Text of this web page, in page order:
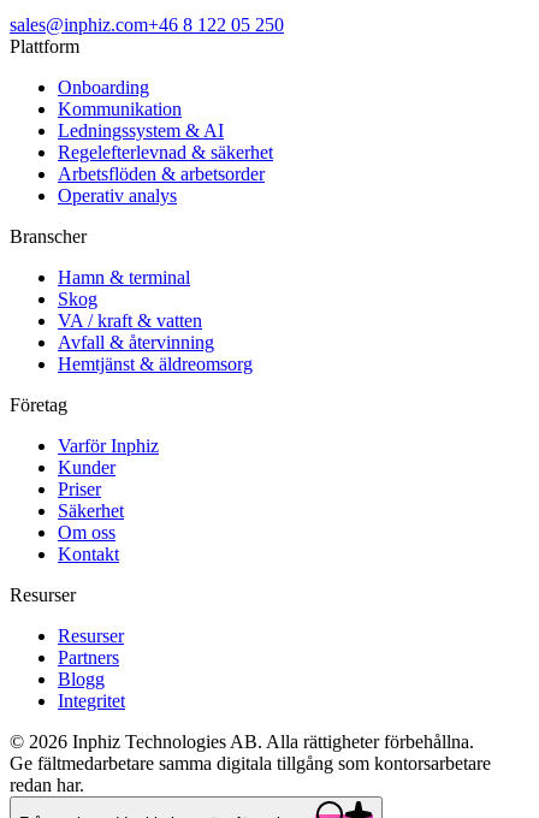
sales@inphiz.com+46 8 122 05 250
Plattform
Onboarding
Kommunikation
Ledningssystem & AI
Regelefterlevnad & säkerhet
Arbetsflöden & arbetsorder
Operativ analys
Branscher
Hamn & terminal
Skog
VA / kraft & vatten
Avfall & återvinning
Hemtjänst & äldreomsorg
Företag
Varför Inphiz
Kunder
Priser
Säkerhet
Om oss
Kontakt
Resurser
Resurser
Partners
Blogg
Integritet
© 2026 Inphiz Technologies AB. Alla rättigheter förbehållna.
Ge fältmedarbetare samma digitala tillgång som kontorsarbetare
redan har.